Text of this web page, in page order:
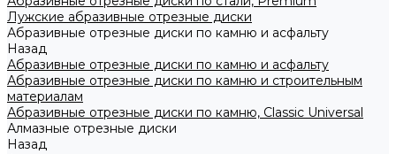
Лужские абразивные отрезные диски
Абразивные отрезные диски по камню и асфальту
Назад
Абразивные отрезные диски по камню и асфальту
Абразивные отрезные диски по камню и строительным
материалам
Абразивные отрезные диски по камню, Classic Universal
Алмазные отрезные диски
Назад